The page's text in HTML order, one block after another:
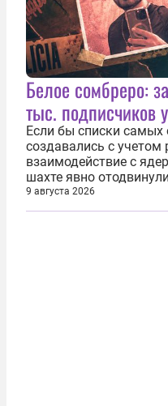
Белое сомбреро:
тыс. подписчиков
Если бы списки самых
создавались с учетом
взаимодействие с
шахте явно
третий план. А вот
музыкантам
9 августа 2026